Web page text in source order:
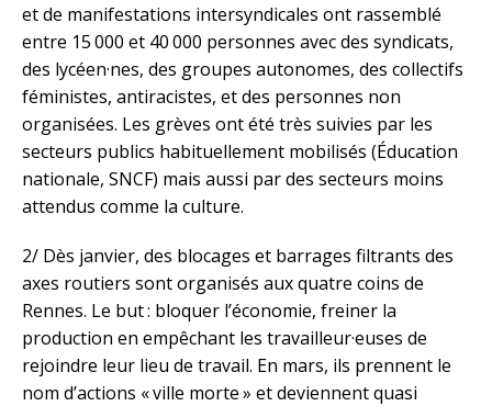
et de manifestations intersyndicales ont rassemblé
entre 15 000 et 40 000 personnes avec des syndicats,
des lycéen·nes, des groupes autonomes, des collectifs
féministes, antiracistes, et des personnes non
organisées. Les grèves ont été très suivies par les
secteurs publics habituellement mobilisés (Éducation
nationale, SNCF) mais aussi par des secteurs moins
attendus comme la culture.
2/ Dès janvier, des blocages et barrages filtrants des
axes routiers sont organisés aux quatre coins de
Rennes. Le but : bloquer l’économie, freiner la
production en empêchant les travailleur·euses de
rejoindre leur lieu de travail. En mars, ils prennent le
nom d’actions « ville morte » et deviennent quasi